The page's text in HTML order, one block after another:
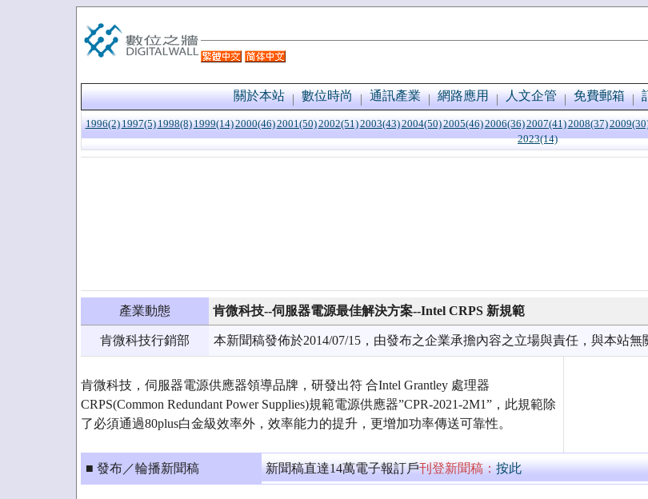
關於本站 數位時尚 通訊產業 網路應用 人文企管 免費郵箱
1996(2) 1997(5) 1998(8) 1999(14)2000(46)2001(50)2002(51)2003(43)2004(50)2005(46)2006(36)2007(41)2008(37)
2023(14)
產業動態 肯微科技--伺服器電源最佳解決方案--Intel CRPS 新規範
肯微科技行銷部 本新聞稿發佈於2014/07/15，由發布之企業承擔內容之立場與責任，與本站無
肯微科技，伺服器電源供應器領導品牌，研發出符 合Intel Grantley 處理器
CRPS(Common Redundant Power Supplies)規範電源供應器”CPR-2021-2M1”，此規範除
了必須通過80plus白金級效率外，效率能力的提升，更增加功率傳送可靠性。
■ 發布／輪播新聞稿 新聞稿直達14萬電子報訂戶刊登新聞稿：按此